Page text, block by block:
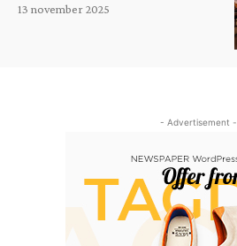
13 november 2025
- Advertisement -